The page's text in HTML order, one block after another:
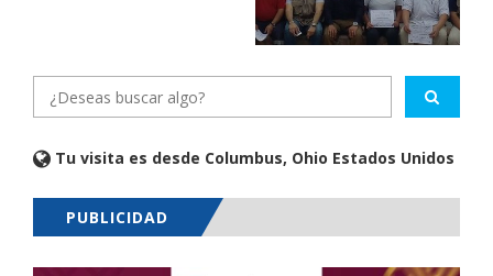
Tu visita es desde Columbus, Ohio Estados Unidos
PUBLICIDAD